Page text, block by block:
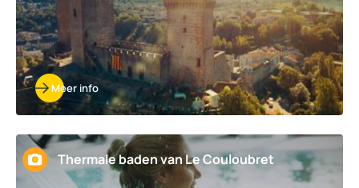
Meer info
Thermale baden van Le Couloubret